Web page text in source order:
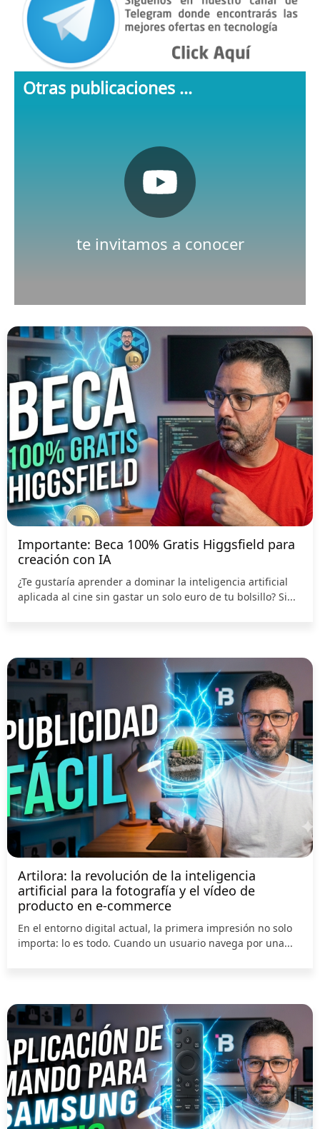
Otras publicaciones ...
te invitamos a conocer
Nuestro canal de Youtube
Pulsa aquí
Importante: Beca 100% Gratis Higgsfield para
creación con IA
¿Te gustaría aprender a dominar la inteligencia artificial
aplicada al cine sin gastar un solo euro de tu bolsillo? Si...
Artilora: la revolución de la inteligencia
artificial para la fotografía y el vídeo de
producto en e-commerce
En el entorno digital actual, la primera impresión no solo
importa: lo es todo. Cuando un usuario navega por una...